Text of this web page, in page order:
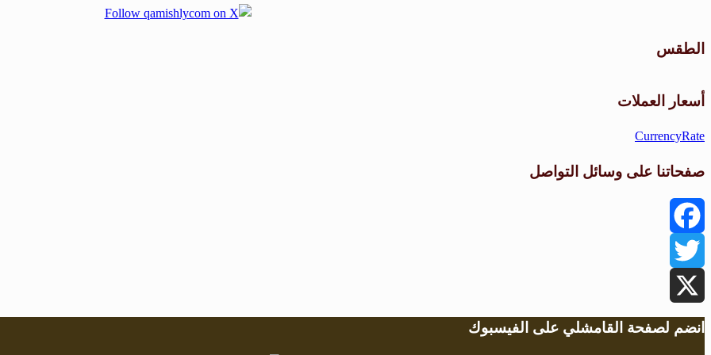
الطقس
أسعار العملات
CurrencyRate
صفحاتنا على وسائل التواصل
Facebook
Twitter
X
انضم لصفحة القامشلي على الفيسبوك